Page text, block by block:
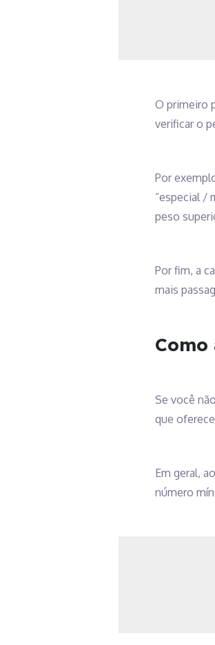
O primeiro
verificar o
Por
“especial /
peso
Por fim, a
mais
Se você
que
Em geral,
número